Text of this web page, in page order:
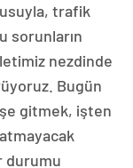
trafik
sorunların
nezdinde
Bugün
gitmek, işten
durumu